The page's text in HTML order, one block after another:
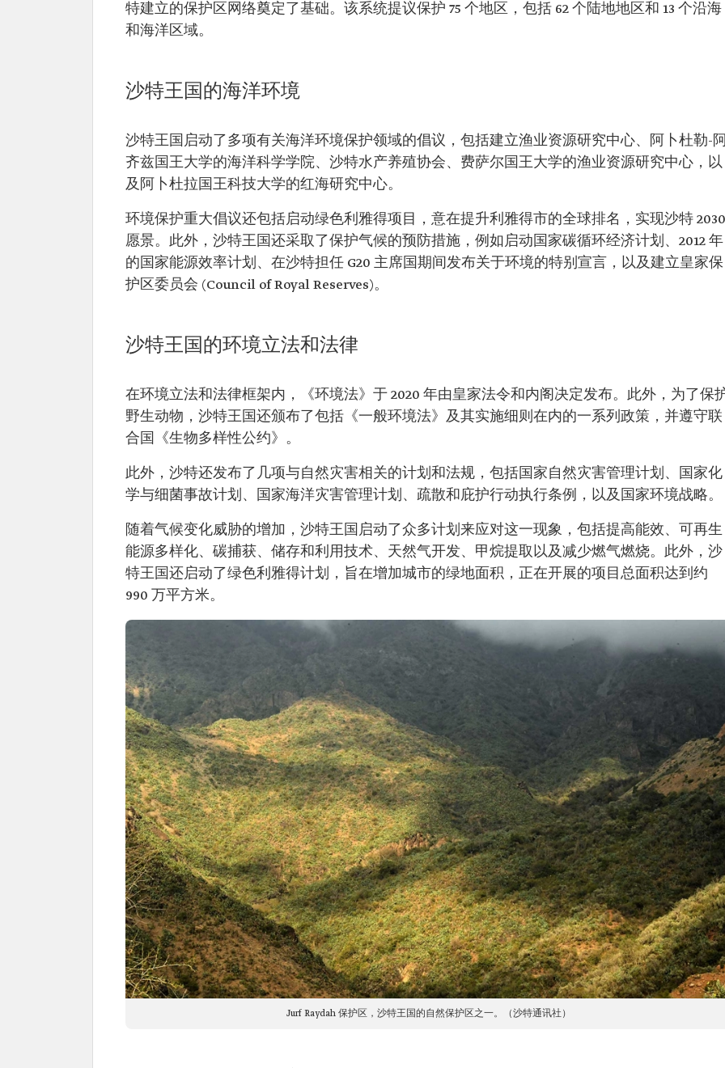
特建立的保护区网络奠定了基础。该系统提议保护 75 个地区，包括 62 个陆地地区和 13 个沿海
和海洋区域。
沙特王国的海洋环境
沙特王国启动了多项有关海洋环境保护领域的倡议，包括建立渔业资源研究中心、阿卜杜勒-
齐兹国王大学的海洋科学学院、沙特水产养殖协会、费萨尔国王大学的渔业资源研究中心，以
及阿卜杜拉国王科技大学的红海研究中心。
环境保护重大倡议还包括启动绿色利雅得项目，意在提升利雅得市的全球排名，实现沙特 2030
愿景。此外，沙特王国还采取了保护气候的预防措施，例如启动国家碳循环经济计划、2012 年
的国家能源效率计划、在沙特担任 G20 主席国期间发布关于环境的特别宣言，以及建立皇家保
护区委员会 (Council of Royal Reserves)。
沙特王国的环境立法和法律
在环境立法和法律框架内，《环境法》于 2020 年由皇家法令和内阁决定发布。此外，为了保
野生动物，沙特王国还颁布了包括《一般环境法》及其实施细则在内的一系列政策，并遵守联
合国《生物多样性公约》。
此外，沙特还发布了几项与自然灾害相关的计划和法规，包括国家自然灾害管理计划、国家化
学与细菌事故计划、国家海洋灾害管理计划、疏散和庇护行动执行条例，以及国家环境战略。
随着气候变化威胁的增加，沙特王国启动了众多计划来应对这一现象，包括提高能效、可再生
能源多样化、碳捕获、储存和利用技术、天然气开发、甲烷提取以及减少燃气燃烧。此外，沙
特王国还启动了绿色利雅得计划，旨在增加城市的绿地面积，正在开展的项目总面积达到约
990 万平方米。
Jurf Raydah 保护区，沙特王国的自然保护区之一。（沙特通讯社）